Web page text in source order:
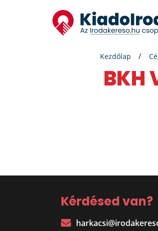
Kezdőlap
Kérdésed van?